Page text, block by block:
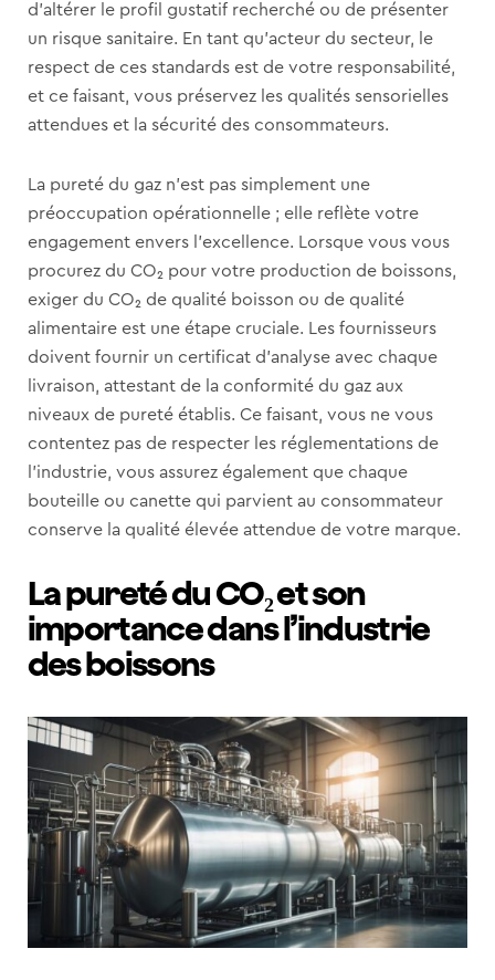
d’altérer le profil gustatif recherché ou de présenter
un risque sanitaire. En tant qu’acteur du secteur, le
respect de ces standards est de votre responsabilité,
et ce faisant, vous préservez les qualités sensorielles
attendues et la sécurité des consommateurs.
La pureté du gaz n’est pas simplement une
préoccupation opérationnelle ; elle reflète votre
engagement envers l’excellence. Lorsque vous vous
procurez du CO₂ pour votre production de boissons,
exiger du CO₂ de qualité boisson ou de qualité
alimentaire est une étape cruciale. Les fournisseurs
doivent fournir un certificat d’analyse avec chaque
livraison, attestant de la conformité du gaz aux
niveaux de pureté établis. Ce faisant, vous ne vous
contentez pas de respecter les réglementations de
l’industrie, vous assurez également que chaque
bouteille ou canette qui parvient au consommateur
conserve la qualité élevée attendue de votre marque.
La pureté du CO₂ et son
importance dans l’industrie
des boissons